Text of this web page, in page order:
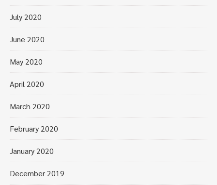
July 2020
June 2020
May 2020
April 2020
March 2020
February 2020
January 2020
December 2019